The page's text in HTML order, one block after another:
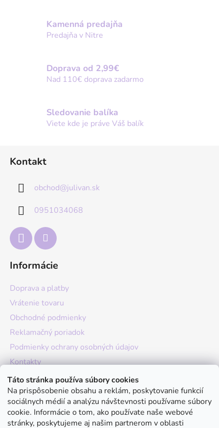
Táto stránka používa súbory cookies
Na prispôsobenie obsahu a reklám, poskytovanie funkcií
sociálnych médií a analýzu návštevnosti používame súbory
cookie. Informácie o tom, ako používate naše webové
stránky, poskytujeme aj našim partnerom v oblasti
Kamenná predajňa
Predajňa v Nitre
Doprava od 2,99€
Nad 110€ doprava zadarmo
Sledovanie balíka
Viete kde je práve Váš balík
Kontakt
obchod@julivan.sk
0951034068
Informácie
Doprava a platby
Vrátenie tovaru
Obchodné podmienky
Reklamačný poriadok
Podmienky ochrany osobných údajov
Kontakty
O nás
Hodnotenie obchodu
Moja objednávka